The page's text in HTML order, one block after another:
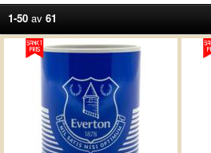
1-50 av 61